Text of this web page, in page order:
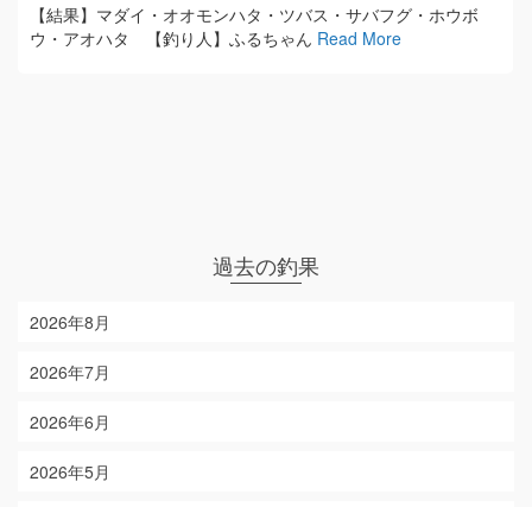
【結果】マダイ・オオモンハタ・ツバス・サバフグ・ホウボ
ウ・アオハタ 【釣り人】ふるちゃん Read More
過去の釣果
2026年8月
2026年7月
2026年6月
2026年5月